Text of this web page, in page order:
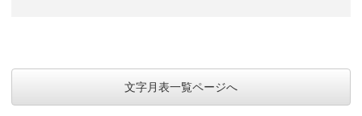
文字月表一覧ページへ